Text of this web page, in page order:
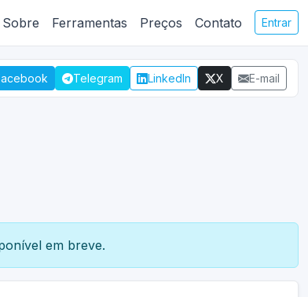
Sobre Ferramentas Preços Contato Entrar
Telegram LinkedIn X E-mail
em breve.